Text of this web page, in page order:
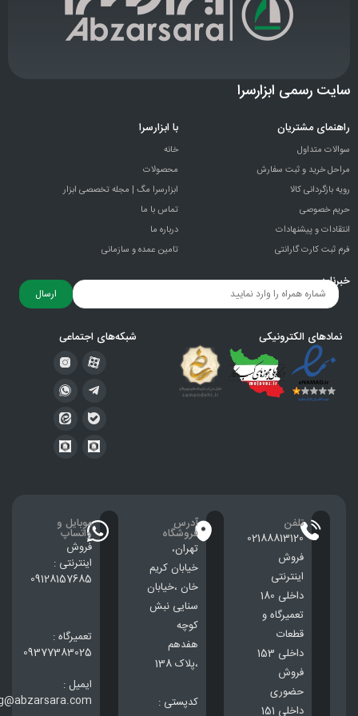
سایت رسمی ابزارسرا
راهنمای مشتریان
سوالات متداول
مراحل خرید و ثبت سفارش
رویه بازگردانی کالا
حریم خصوصی
انتقادات و پيشنهادات
فرم ثبت کارت گارانتی
با ابزارسرا
خانه
محصولات
ابزارسرا مگ | مجله تخصصی ابزار
تماس با ما
درباره ما
تامین عمده و سازمانی
خبرنامه
ارسال
نمادهای الکترونیکی شبکه‌های اجتماعی
تلفن
02188813120
فروش
اینترنتی
داخلی 180
تعمیرگاه و
قطعات
داخلی 153
فروش
حضوری
داخلی 151
آدرس
فروشگاه
تهران،
خيابان كريم
خان ،خيابان
سنایی نبش
کوچه
هفدهم
،پلاک 138
کدپستی :
موبایل و
واتساپ
فروش
اینترنتی :
09128157685
تعمیرگاه :
09377383025
ایمیل :